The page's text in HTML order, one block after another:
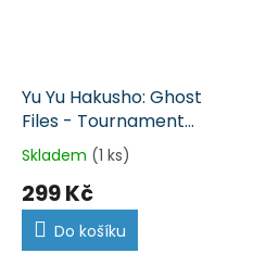
Yu Yu Hakusho: Ghost
Files - Tournament
Tactics - NTSC -
nerozbalená (GBA)
Skladem (1 ks)
299 Kč
Do košíku